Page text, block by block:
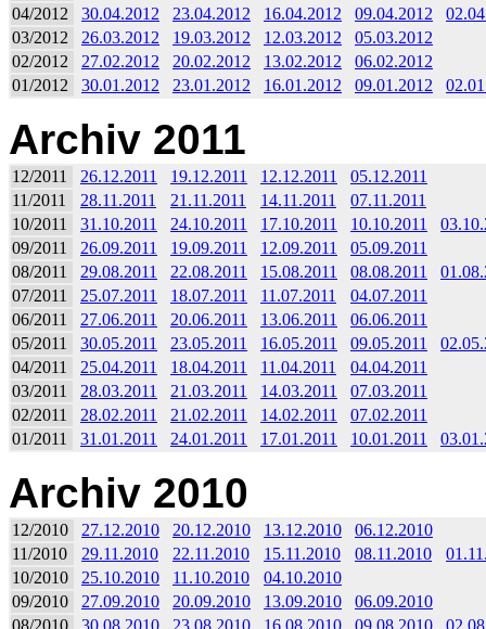
04/2012
30.04.2012 23.04.2012 16.04.2012 09.04.2012
03/2012
26.03.2012 19.03.2012 12.03.2012
05.03.2012
02/2012
27.02.2012 20.02.2012 13.02.2012
06.02.2012
01/2012
30.01.2012 23.01.2012 16.01.2012 09.01.2012
Archiv 2011
12/2011 26.12.2011 19.12.2011 12.12.2011
05.12.2011
11/2011
28.11.2011 21.11.2011 14.11.2011
07.11.2011
10/2011
31.10.2011 24.10.2011 17.10.2011 10.10.2011
09/2011
26.09.2011 19.09.2011 12.09.2011
05.09.2011
08/2011
29.08.2011 22.08.2011 15.08.2011 08.08.2011
07/2011
25.07.2011 18.07.2011 11.07.2011
04.07.2011
06/2011
27.06.2011 20.06.2011 13.06.2011
06.06.2011
05/2011
30.05.2011 23.05.2011 16.05.2011 09.05.2011
04/2011
25.04.2011 18.04.2011 11.04.2011
04.04.2011
03/2011
28.03.2011 21.03.2011 14.03.2011
07.03.2011
02/2011
28.02.2011 21.02.2011 14.02.2011
07.02.2011
01/2011
31.01.2011 24.01.2011 17.01.2011 10.01.2011
Archiv 2010
12/2010 27.12.2010 20.12.2010 13.12.2010
06.12.2010
11/2010
29.11.2010 22.11.2010 15.11.2010 08.11.2010
10/2010
25.10.2010 11.10.2010
04.10.2010
09/2010
27.09.2010 20.09.2010 13.09.2010
06.09.2010
08/2010
30.08.2010 23.08.2010 16.08.2010 09.08.2010